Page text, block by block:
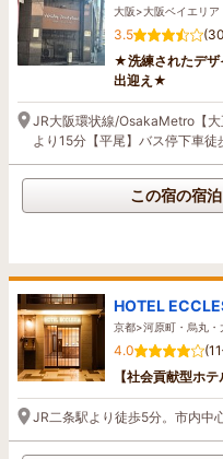
大阪>大阪ベイエリア
3.5
★洗練されたデザ
出迎え★
JR大阪環状線/OsakaMetro【大
より15分【平尾】バス停下車徒
この宿の宿
HOTEL
京都>河原町・烏丸・
4.0
【社会貢献型ホ
JR二条駅より徒歩5分。市内中